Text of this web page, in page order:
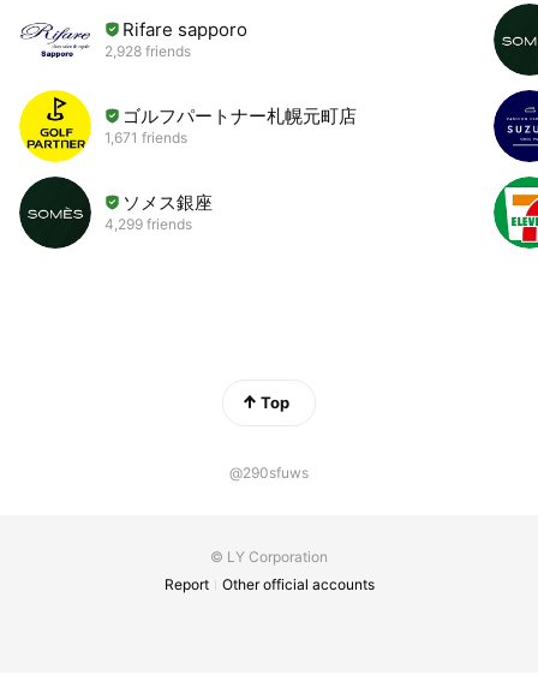
Rifare sapporo
2,928 friends
ゴルフパートナー札幌元町店
1,671 friends
ソメス銀座
4,299 friends
Top
@290sfuws
© LY Corporation
Report
Other official accounts